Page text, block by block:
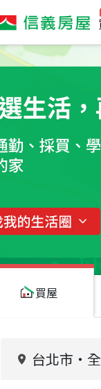
買屋
台北市 ・